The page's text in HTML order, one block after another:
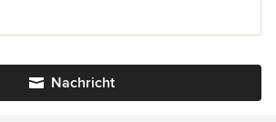
Nachricht